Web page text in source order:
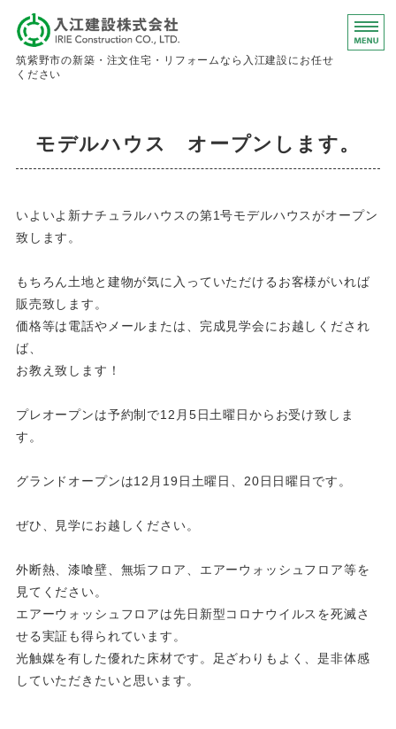
入江建設株
筑紫野市の新築・注文住宅・リフォームなら入江建設にお任せ
ください
事業内容
お問い合わせ
モデルハウス オープンします。
いよいよ新ナチュラルハウスの第1号モデルハウスがオープン
致します。
もちろん土地と建物が気に入っていただけるお客様がいれば
販売致します。
価格等は電話やメールまたは、完成見学会にお越しくだされ
ば、
お教え致します！
プレオープンは予約制で12月5日土曜日からお受け致しま
す。
グランドオープンは12月19日土曜日、20日日曜日です。
ぜひ、見学にお越しください。
外断熱、漆喰壁、無垢フロア、エアーウォッシュフロア等を
見てください。
エアーウォッシュフロアは先日新型コロナウイルスを死滅さ
せる実証も得られています。
光触媒を有した優れた床材です。足ざわりもよく、是非体感
していただきたいと思います。